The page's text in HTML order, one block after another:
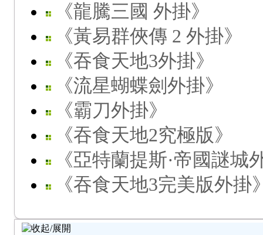
《龍騰三國 外掛》
《黃易群俠傳 2 外掛》
《吞食天地3外掛》
《流星蝴蝶劍外掛》
《霸刀外掛》
《吞食天地2究極版》
《亞特蘭提斯·帝國謎城
《吞食天地3完美版外掛